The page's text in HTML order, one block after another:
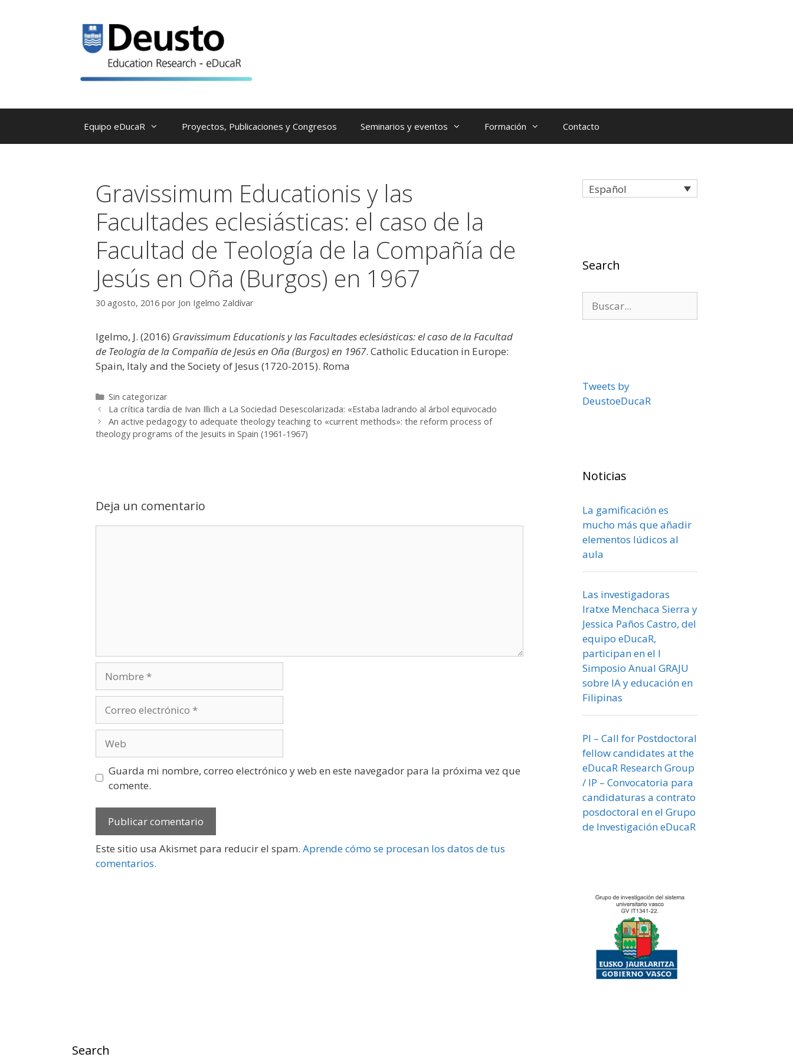
Equipo eDucaR Proyectos, Publicaciones y Congresos Seminarios y eventos Formación Contacto
Gravissimum Educationis y las
Facultades eclesiásticas: el caso de la
Facultad de Teología de la Compañía de
Jesús en Oña (Burgos) en 1967
30 agosto, 2016 por Jon Igelmo Zaldívar
Igelmo, J. (2016) Gravissimum Educationis y las Facultades eclesiásticas: el caso de la Facultad
de Teología de la Compañía de Jesús en Oña (Burgos) en 1967. Catholic Education in Europe:
Spain, Italy and the Society of Jesus (1720-2015). Roma
Categorías
Sin categorizar
La crítica tardía de Ivan Illich a La Sociedad Desescolarizada: «Estaba ladrando al árbol equivocado
An active pedagogy to adequate theology teaching to «current methods»: the reform process of
theology programs of the Jesuits in Spain (1961-1967)
Deja un comentario
electrónico
Guarda mi nombre, correo electrónico y web en este navegador para la próxima vez que
comente.
Este sitio usa Akismet para reducir el spam. Aprende cómo se procesan los datos de tus
comentarios.
Español
Search
Tweets by
DeustoeDucaR
Noticias
La gamificación es
mucho más que añadir
elementos lúdicos al
aula
Las investigadoras
Iratxe Menchaca Sierra y
Jessica Paños Castro, del
equipo eDucaR,
participan en el I
Simposio Anual GRAJU
sobre IA y educación en
Filipinas
PI – Call for Postdoctoral
fellow candidates at the
eDucaR Research Group
/ IP – Convocatoria para
candidaturas a contrato
posdoctoral en el Grupo
de Investigación eDucaR
Search